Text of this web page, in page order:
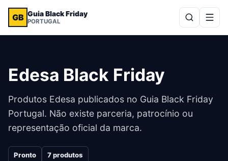
GB Guia Black Friday
PORTUGAL
Edesa Black Friday
Produtos Edesa publicados no Guia Black Friday
Portugal. Não existe parceria, patrocínio ou
representação oficial da marca.
Pronto 7produtos